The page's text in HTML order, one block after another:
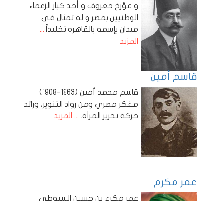
و مؤرخ معروف و أحد كبار الزعماء
الوطنيين بمصر و له تمثال في
ميدان بإسمه بالقاهره تخليداً ...
المزيد
قاسم أمين
قاسم محمد أمين (1863-1908)
مفكر مصري ومن رواد التنوير، ورائد
حركة تحرير المرأة. ... المزيد
عمر مكرم
عمر مكرم بن حسين السيوطي